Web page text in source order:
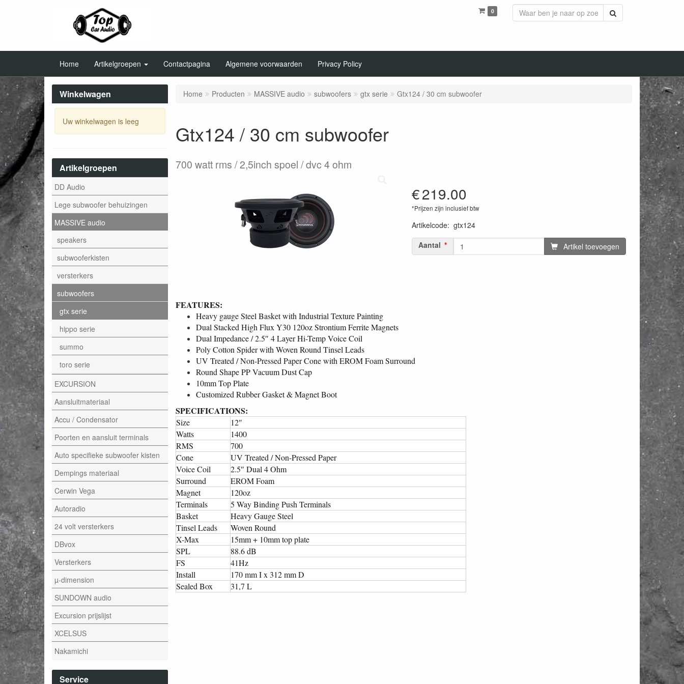
0
Home Artikelgroepen Contactpagina Algemene voorwaarden Privacy Policy
Winkelwagen
Uw winkelwagen is leeg
Artikelgroepen
DD Audio
Lege subwoofer behuizingen
MASSIVE audio
speakers
subwooferkisten
versterkers
subwoofers
gtx serie
hippo serie
summo
toro serie
EXCURSION
Aansluitmateriaal
Accu / Condensator
Poorten en aansluit terminals
Auto specifieke subwoofer kisten
Dempings materiaal
Cerwin Vega
Autoradio
24 volt versterkers
DBvox
Versterkers
µ-dimension
SUNDOWN audio
Excursion prijslijst
XCELSUS
Nakamichi
Service
Home Producten MASSIVE audio subwoofers gtx serie Gtx124 / 30 cm subwoofer
Gtx124 / 30 cm subwoofer
700 watt rms / 2,5inch spoel / dvc 4 ohm
€219.00
*Prijzen zijn inclusief btw
Artikelcode: gtx124
Aantal
Artikel toevoegen
FEATURES:
Heavy gauge Steel Basket with Industrial Texture Painting
Dual Stacked High Flux Y30 120oz Strontium Ferrite Magnets
Dual Impedance / 2.5″ 4 Layer Hi-Temp Voice Coil
Poly Cotton Spider with Woven Round Tinsel Leads
UV Treated / Non-Pressed Paper Cone with EROM Foam Surround
Round Shape PP Vacuum Dust Cap
10mm Top Plate
Customized Rubber Gasket & Magnet Boot
SPECIFICATIONS:
Size
12″
Watts
1400
RMS
700
Cone
UV Treated / Non-Pressed Paper
Voice Coil
2.5″ Dual 4 Ohm
Surround
EROM Foam
Magnet
120oz
Terminals
5 Way Binding Push Terminals
Basket
Heavy Gauge Steel
Tinsel Leads
Woven Round
X-Max
15mm + 10mm top plate
SPL
88.6 dB
FS
41Hz
Install
170 mm I x 312 mm D
Sealed Box
31,7 L